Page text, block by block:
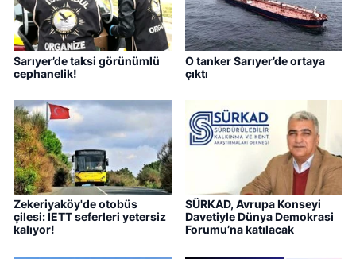
Sarıyer’de taksi görünümlü
cephanelik!
O tanker Sarıyer’de ortaya
çıktı
Zekeriyaköy'de otobüs
çilesi: İETT seferleri yetersiz
kalıyor!
SÜRKAD, Avrupa Konseyi
Davetiyle Dünya Demokrasi
Forumu’na katılacak